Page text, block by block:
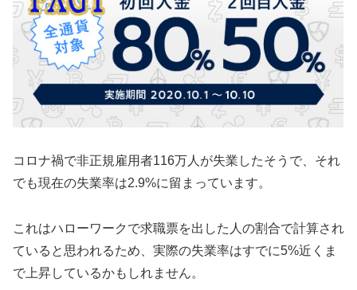
コロナ禍で非正規雇用者116万人が失業したそうで、それ
でも現在の失業率は2.9%に留まっています。
これはハローワークで求職票を出した人の割合で計算され
ていると思われるため、実際の失業率はすでに5%近くま
で上昇しているかもしれません。